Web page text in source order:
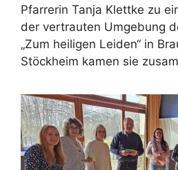
Pfarrerin Tanja Klettke zu
der vertrauten Umgebung
„Zum heiligen Leiden“ in
Stöckheim kamen sie